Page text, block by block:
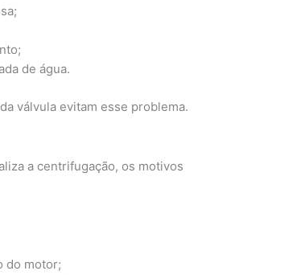
de água.
válvula evitam esse problema.
a centrifugação, os motivos
do motor;